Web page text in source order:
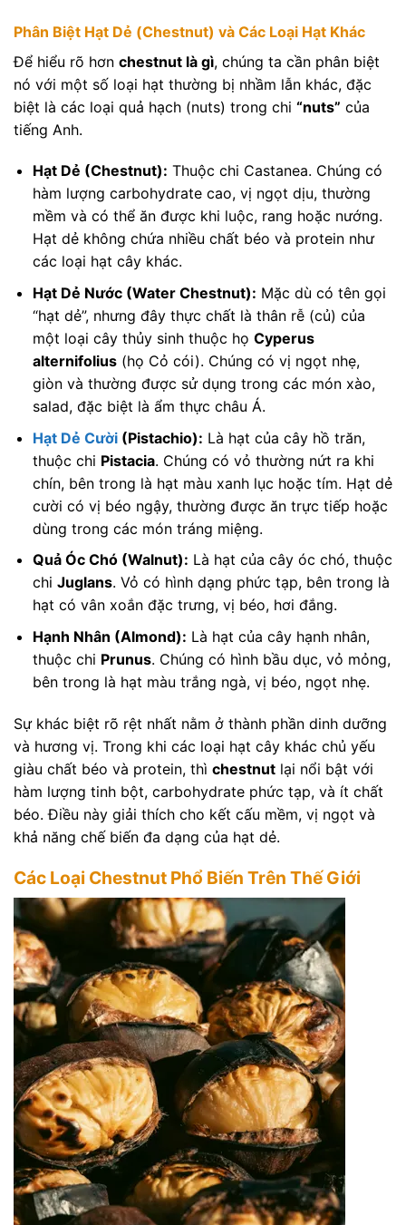
Phân Biệt Hạt Dẻ (Chestnut) và Các Loại Hạt Khác
Để hiểu rõ hơn chestnut là gì, chúng ta cần phân biệt
nó với một số loại hạt thường bị nhầm lẫn khác, đặc
biệt là các loại quả hạch (nuts) trong chi “nuts” của
tiếng Anh.
Hạt Dẻ (Chestnut): Thuộc chi Castanea. Chúng có
hàm lượng carbohydrate cao, vị ngọt dịu, thường
mềm và có thể ăn được khi luộc, rang hoặc nướng.
Hạt dẻ không chứa nhiều chất béo và protein như
các loại hạt cây khác.
Hạt Dẻ Nước (Water Chestnut): Mặc dù có tên gọi
“hạt dẻ”, nhưng đây thực chất là thân rễ (củ) của
một loại cây thủy sinh thuộc họ Cyperus
alternifolius(họ Cỏ cói). Chúng có vị ngọt nhẹ,
giòn và thường được sử dụng trong các món xào,
salad, đặc biệt là ẩm thực châu Á.
Hạt Dẻ Cười(Pistachio): Là hạt của cây hồ trăn,
thuộc chi Pistacia. Chúng có vỏ thường nứt ra khi
chín, bên trong là hạt màu xanh lục hoặc tím. Hạt dẻ
cười có vị béo ngậy, thường được ăn trực tiếp hoặc
dùng trong các món tráng miệng.
Quả Óc Chó (Walnut): Là hạt của cây óc chó, thuộc
chi Juglans. Vỏ có hình dạng phức tạp, bên trong là
hạt có vân xoắn đặc trưng, vị béo, hơi đắng.
Hạnh Nhân (Almond): Là hạt của cây hạnh nhân,
thuộc chi Prunus. Chúng có hình bầu dục, vỏ mỏng,
bên trong là hạt màu trắng ngà, vị béo, ngọt nhẹ.
Sự khác biệt rõ rệt nhất nằm ở thành phần dinh dưỡng
và hương vị. Trong khi các loại hạt cây khác chủ yếu
giàu chất béo và protein, thì chestnut lại nổi bật với
hàm lượng tinh bột, carbohydrate phức tạp, và ít chất
béo. Điều này giải thích cho kết cấu mềm, vị ngọt và
khả năng chế biến đa dạng của hạt dẻ.
Các Loại Chestnut Phổ Biến Trên Thế Giới